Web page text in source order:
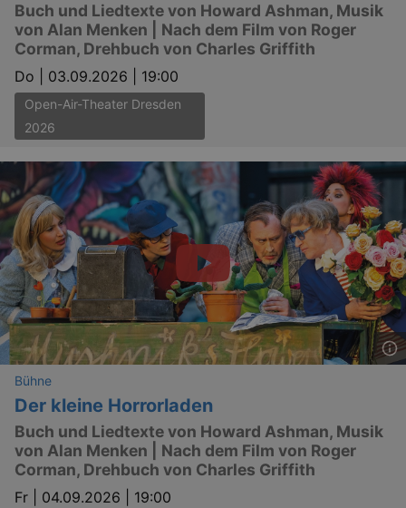
Buch und Liedtexte von Howard Ashman, Musik
von Alan Menken | Nach dem Film von Roger
Corman, Drehbuch von Charles Griffith
Do | 03.09.2026 | 19:00
Open-Air-Theater Dresden
2026
Bühne
Der kleine Horrorladen
Buch und Liedtexte von Howard Ashman, Musik
von Alan Menken | Nach dem Film von Roger
Corman, Drehbuch von Charles Griffith
Fr | 04.09.2026 | 19:00
kulturkalender_dresden_session
www.kulturkalender-
dresden.de
2
_ga
Google LLC
.kulturkalender-
dresden.de